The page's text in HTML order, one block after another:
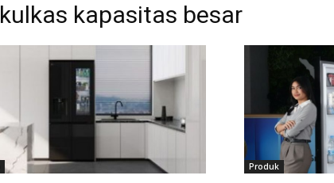
kulkas kapasitas besar
Produk